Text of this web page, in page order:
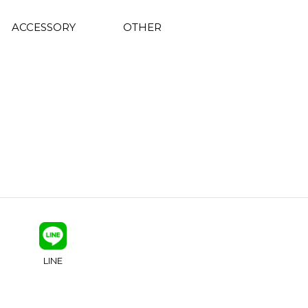
ACCESSORY OTHER
LINE